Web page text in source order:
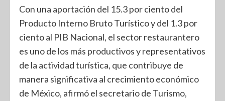
Con una aportación del 15.3 por ciento del
Producto Interno Bruto Turístico y del 1.3 por
ciento al PIB Nacional, el sector restaurantero
es uno de los más productivos y representativos
de la actividad turística, que contribuye de
manera significativa al crecimiento económico
de México, afirmó el secretario de Turismo,